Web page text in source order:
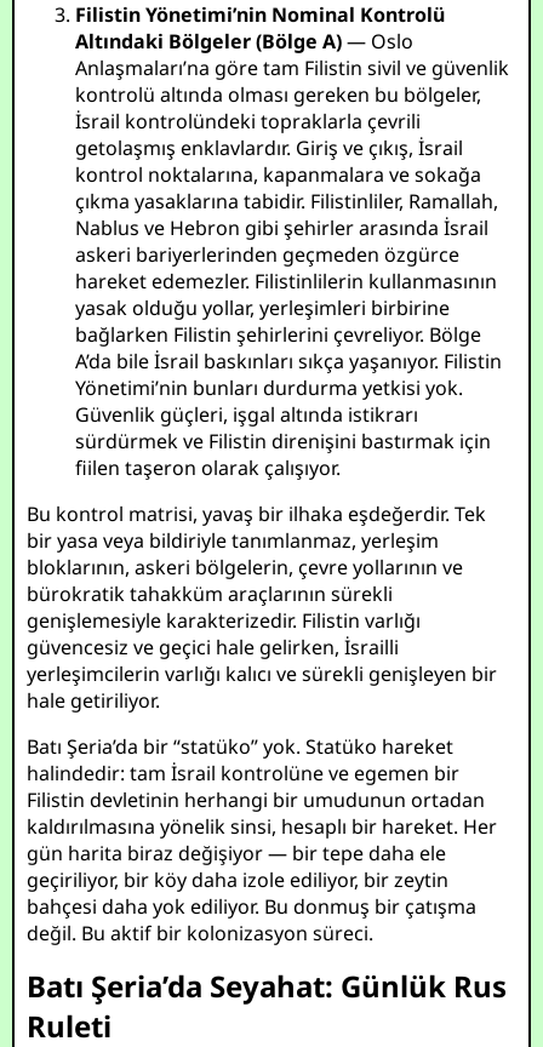
Filistin Yönetimi’nin Nominal Kontrolü
Altındaki Bölgeler (Bölge A)— Oslo
Anlaşmaları’na göre tam Filistin sivil ve güvenlik
kontrolü altında olması gereken bu bölgeler,
İsrail kontrolündeki topraklarla çevrili
getolaşmış enklavlardır. Giriş ve çıkış, İsrail
kontrol noktalarına, kapanmalara ve sokağa
çıkma yasaklarına tabidir. Filistinliler, Ramallah,
Nablus ve Hebron gibi şehirler arasında İsrail
askeri bariyerlerinden geçmeden özgürce
hareket edemezler. Filistinlilerin kullanmasının
yasak olduğu yollar, yerleşimleri birbirine
bağlarken Filistin şehirlerini çevreliyor. Bölge
A’da bile İsrail baskınları sıkça yaşanıyor. Filistin
Yönetimi’nin bunları durdurma yetkisi yok.
Güvenlik güçleri, işgal altında istikrarı
sürdürmek ve Filistin direnişini bastırmak için
fiilen taşeron olarak çalışıyor.
Bu kontrol matrisi, yavaş bir ilhaka eşdeğerdir. Tek
bir yasa veya bildiriyle tanımlanmaz, yerleşim
bloklarının, askeri bölgelerin, çevre yollarının ve
bürokratik tahakküm araçlarının sürekli
genişlemesiyle karakterizedir. Filistin varlığı
güvencesiz ve geçici hale gelirken, İsrailli
yerleşimcilerin varlığı kalıcı ve sürekli genişleyen bir
hale getiriliyor.
Batı Şeria’da bir “statüko” yok. Statüko hareket
halindedir: tam İsrail kontrolüne ve egemen bir
Filistin devletinin herhangi bir umudunun ortadan
kaldırılmasına yönelik sinsi, hesaplı bir hareket. Her
gün harita biraz değişiyor — bir tepe daha ele
geçiriliyor, bir köy daha izole ediliyor, bir zeytin
bahçesi daha yok ediliyor. Bu donmuş bir çatışma
değil. Bu aktif bir kolonizasyon süreci.
Batı Şeria’da Seyahat: Günlük Rus
Ruleti